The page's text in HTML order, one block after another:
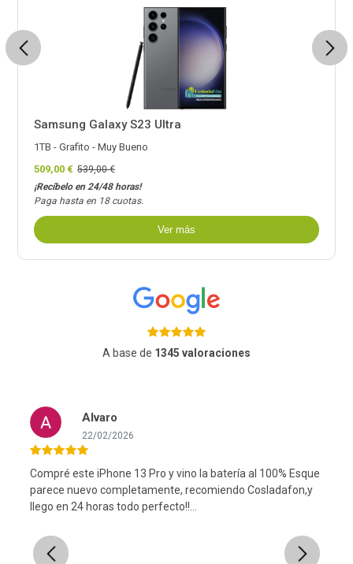
Previous
Samsung Galaxy S23 Ultra
1TB - Grafito - Muy Bueno
509,00 € 539,00 €
¡Recíbelo en 24/48 horas!
Paga hasta en 18 cuotas.
Ver más
Next
A base de 1345 valoraciones
Previous
Alvaro
22/02/2026
Compré este iPhone 13 Pro y vino la batería al 100% Esque
parece nuevo completamente, recomiendo Cosladafon,y
llego en 24 horas todo perfecto!!...
Next